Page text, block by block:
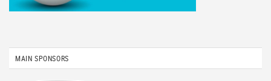
MAIN SPONSORS